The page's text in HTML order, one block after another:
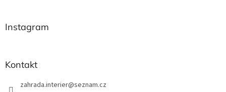
Instagram
Kontakt
zahrada.interier@seznam.cz